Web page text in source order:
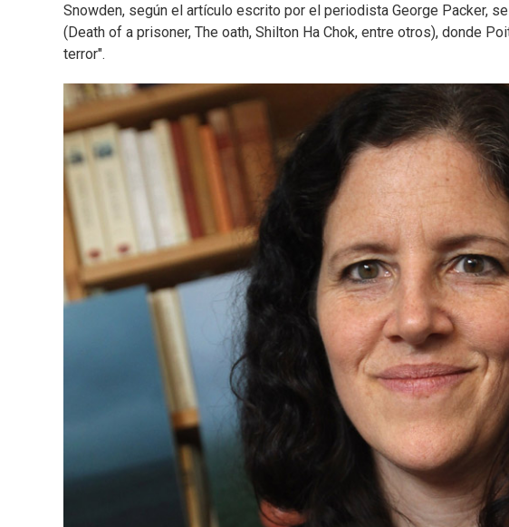
Snowden, según el artículo escrito por el periodista George Packer,
(Death of a prisoner, The oath, Shilton Ha Chok, entre otros), donde
terror".